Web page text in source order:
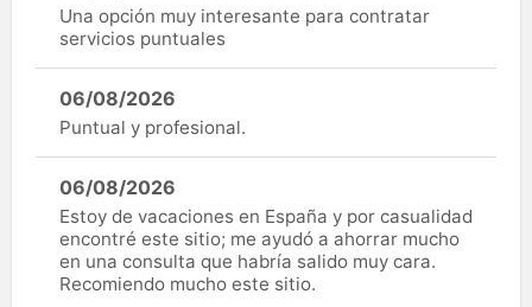
Una opción muy interesante para contratar
servicios puntuales
06/08/2026
Puntual y profesional.
06/08/2026
Estoy de vacaciones en España y por casualidad
encontré este sitio; me ayudó a ahorrar mucho
en una consulta que habría salido muy cara.
Recomiendo mucho este sitio.